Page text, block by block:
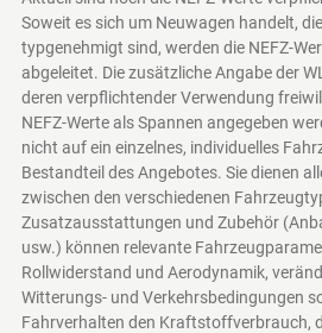
Soweit es sich um Neuwagen handelt,
typgenehmigt sind, werden die NEFZ-
abgeleitet. Die zusätzliche Angabe der
deren verpflichtender Verwendung
NEFZ-Werte als Spannen angegeben
nicht auf ein einzelnes, individuelles
Bestandteil des Angebotes. Sie dienen
zwischen den verschiedenen
Zusatzausstattungen und Zubehör
usw.) können relevante
Rollwiderstand und Aerodynamik,
Witterungs- und Verkehrsbedingungen
Fahrverhalten den Kraftstoffverbrauch,